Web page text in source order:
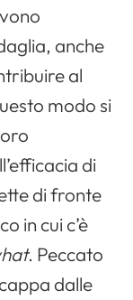
anche
al
modo si
di
di fronte
in cui c’è
. Peccato
dalle